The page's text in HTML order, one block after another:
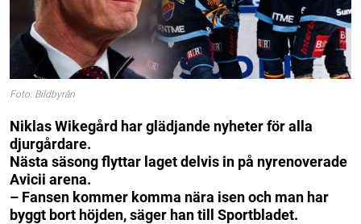
Foto: Bildbyrån
Niklas Wikegård har glädjande nyheter för alla
djurgårdare.
Nästa säsong flyttar laget delvis in på nyrenoverade
Avicii arena.
– Fansen kommer komma nära isen och man har
byggt bort höjden, säger han till Sportbladet.